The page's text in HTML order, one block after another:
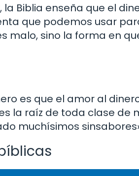
Biblia enseña que el
que podemos usar
malo, sino la forma en
es que el amor al
la raíz de toda clase de
muchísimos